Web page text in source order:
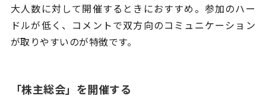
大人数に対して開催するときにおすすめ。参加のハー
ドルが低く、コメントで双方向のコミュニケーション
が取りやすいのが特徴です。
「株主総会」を開催する